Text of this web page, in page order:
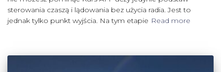
sterowania czaszą i lądowania bez użycia radia. Jest to
jednak tylko punkt wyjścia. Na tym etapie Read more